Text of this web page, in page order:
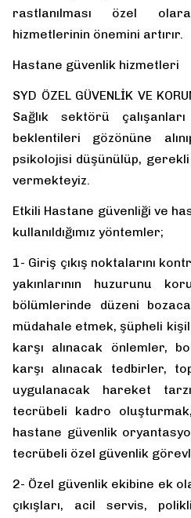
rastlanılması özel
hizmetlerinin önemini artırır.
Hastane güvenlik hizmetleri
SYD ÖZEL GÜVENLİK VE
Sağlık sektörü
beklentileri gözönüne
psikolojisi düşünülüp,
vermekteyiz.
Etkili Hastane güvenliği ve
kullanıldığımız yöntemler;
1- Giriş çıkış noktalarını
yakınlarının huzurunu
bölümlerinde düzeni
müdahale etmek, şüpheli
karşı alınacak önlemler,
karşı alınacak tedbirler,
uygulanacak hareket
tecrübeli kadro
hastane güvenlik
tecrübeli özel güvenlik
2- Özel güvenlik ekibine ek
çıkışları, acil servis,